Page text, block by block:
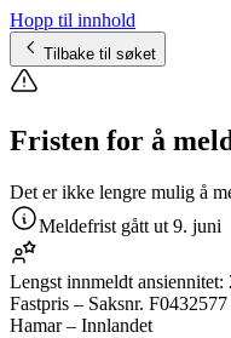
Hopp til innhold
Tilbake til søket
Fristen for å
Det er ikke lengre mulig å
Meldefrist gått ut 9. juni
Lengst innmeldt ansiennitet:
Fastpris – Saksnr. F0432577
Hamar – Innlandet